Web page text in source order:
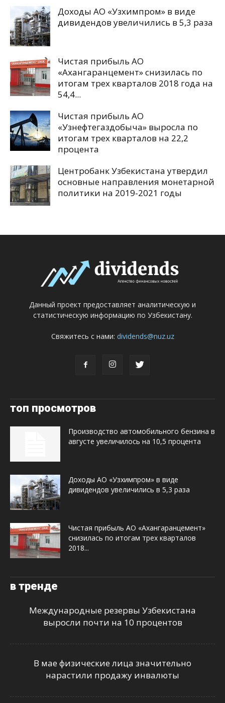
Доходы АО «Узхимпром» в виде
дивидендов увеличились в 5,3 раза
Чистая прибыль АО
«Ахангаранцемент» снизилась по
итогам трех кварталов 2018 года на
54,4...
Чистая прибыль АО
«Узнефтегаздобыча» выросла по
итогам трех кварталов на 22,2
процента
Центробанк Узбекистана утвердил
основные направления монетарной
политики на 2019-2021 годы
Данный проект предоставляет аналитическую и
статистическую информацию по Узбекистану.
Свяжитесь с нами: dividends@nuz.uz
топ просмотров
Производство автомобильного бензина в
августе увеличилось на 10,5 процента
Доходы АО «Узхимпром» в виде
дивидендов увеличились в 5,3 раза
Чистая прибыль АО «Ахангаранцемент»
снизилась по итогам трех кварталов
2018...
в тренде
Международные резервы Узбекистана
выросли почти на 10 процентов
В мае физические лица значительно
нарастили продажу инвалюты